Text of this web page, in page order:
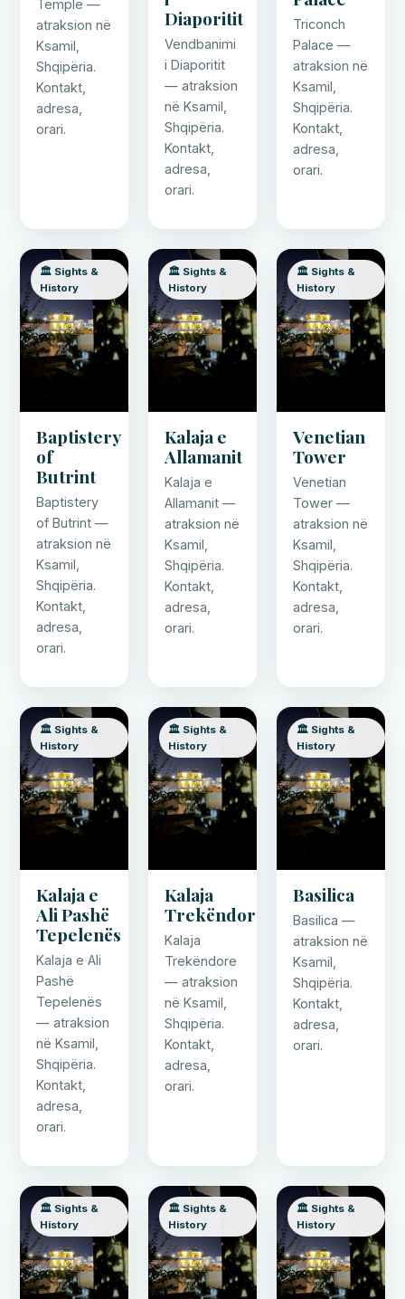
Temple —
atraksion në
Ksamil,
Shqipëria.
Kontakt,
adresa,
orari.
Diaporitit
Vendbanimi
i Diaporitit
— atraksion
në Ksamil,
Shqipëria.
Kontakt,
adresa,
orari.
Triconch
Palace —
atraksion në
Ksamil,
Shqipëria.
Kontakt,
adresa,
orari.
🏛️ Sights &
History
Baptistery
of
Butrint
Baptistery
of Butrint —
atraksion në
Ksamil,
Shqipëria.
Kontakt,
adresa,
orari.
🏛️ Sights &
History
Kalaja e
Allamanit
Kalaja e
Allamanit —
atraksion në
Ksamil,
Shqipëria.
Kontakt,
adresa,
orari.
🏛️ Sights &
History
Venetian
Tower
Venetian
Tower —
atraksion në
Ksamil,
Shqipëria.
Kontakt,
adresa,
orari.
🏛️ Sights &
History
Kalaja e
Ali Pashë
Tepelenës
Kalaja e Ali
Pashë
Tepelenës
— atraksion
në Ksamil,
Shqipëria.
Kontakt,
adresa,
orari.
🏛️ Sights &
History
Kalaja
Trekëndore
Kalaja
Trekëndore
— atraksion
në Ksamil,
Shqipëria.
Kontakt,
adresa,
orari.
🏛️ Sights &
History
Basilica
Basilica —
atraksion në
Ksamil,
Shqipëria.
Kontakt,
adresa,
orari.
🏛️ Sights &
History
🏛️ Sights &
History
🏛️ Sights &
History